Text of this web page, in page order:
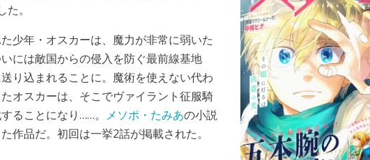
。
少年・オスカーは、魔力が非常に弱いた
には敵国からの侵入を防ぐ最前線基地
り込まれることに。魔術を使えない代わ
オスカーは、そこでヴァイラント征服騎
ることになり……。 メソポ・たみあの小説
作品だ。初回は一挙2話が掲載された。